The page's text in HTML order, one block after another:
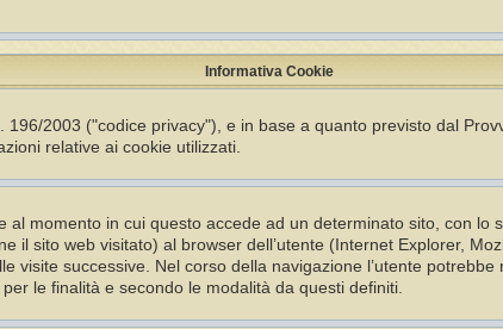
Informativa Cookie
2003 ("codice privacy"), e in base a quanto previsto dal
relative ai cookie utilizzati.
al momento in cui questo accede ad un determinato sito, con
il sito web visitato) al browser dell’utente (Internet Explorer,
visite successive. Nel corso della navigazione l’utente
le finalità e secondo le modalità da questi definiti.